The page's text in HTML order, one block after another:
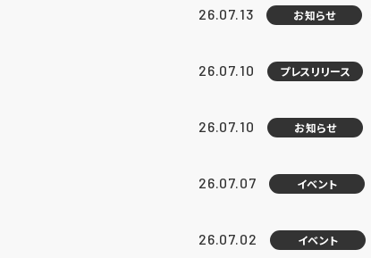
26.07.13 お知らせ
26.07.10 プレスリリース
26.07.10 お知らせ
26.07.07 イベント
26.07.02 イベント